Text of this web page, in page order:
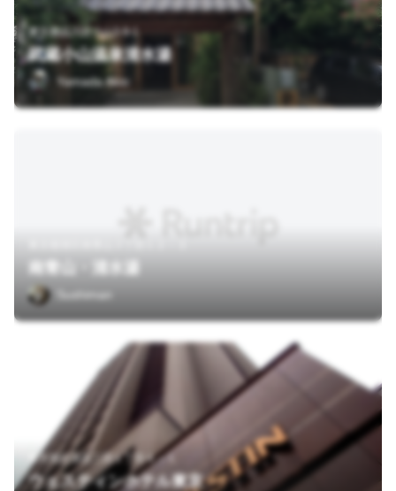
東京都品川区小山3-9-1
武蔵小山温泉清水湯
Yamada Akio
南青山・清水湯
東京都目黒区三田１丁目４－１
ウェスティンホテル東京